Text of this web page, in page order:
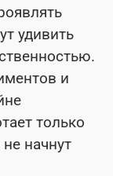
удивить
и
только
начнут